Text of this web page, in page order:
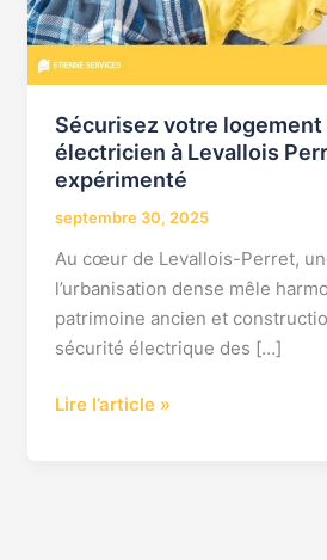
Sécurisez votre logement
électricien à Levallois
expérimenté
septembre 30, 2025
Au cœur de Levallois-Perret,
l’urbanisation dense mêle
patrimoine ancien et
sécurité électrique des […]
à
Levallois
Perret
Lire l’article »